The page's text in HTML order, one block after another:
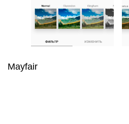
Mayfair